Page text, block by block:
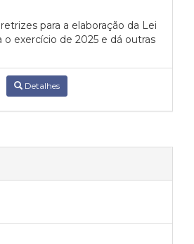
para a elaboração da Lei
o exercício de 2025 e dá outras
Detalhes